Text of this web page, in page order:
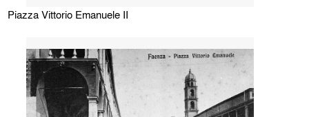
Piazza Vittorio Emanuele II